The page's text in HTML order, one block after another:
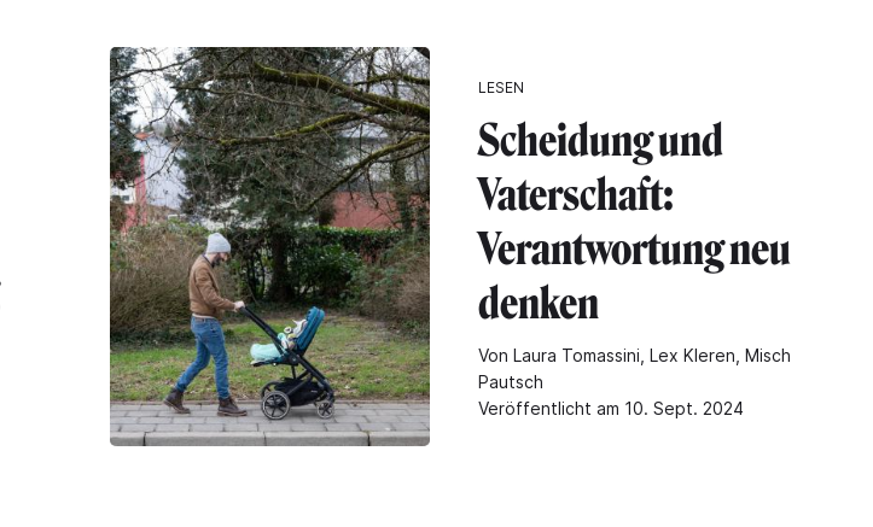
LESEN
Scheidung und
Vaterschaft:
Verantwortung neu
denken
Von Laura Tomassini, Lex Kleren, Misch
Pautsch
Veröffentlicht am 10. Sept. 2024